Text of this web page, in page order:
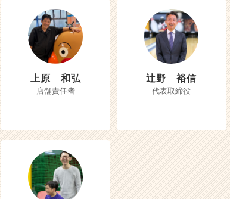
上原 和弘
店舗責任者
辻野 裕信
代表取締役